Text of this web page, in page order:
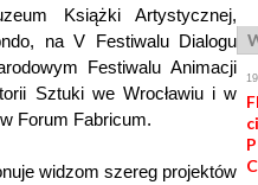
Książki Artystycznej,
na V Festiwalu Dialogu
Festiwalu Animacji
Sztuki we Wrocławiu i w
Forum Fabricum.
widzom szereg projektów